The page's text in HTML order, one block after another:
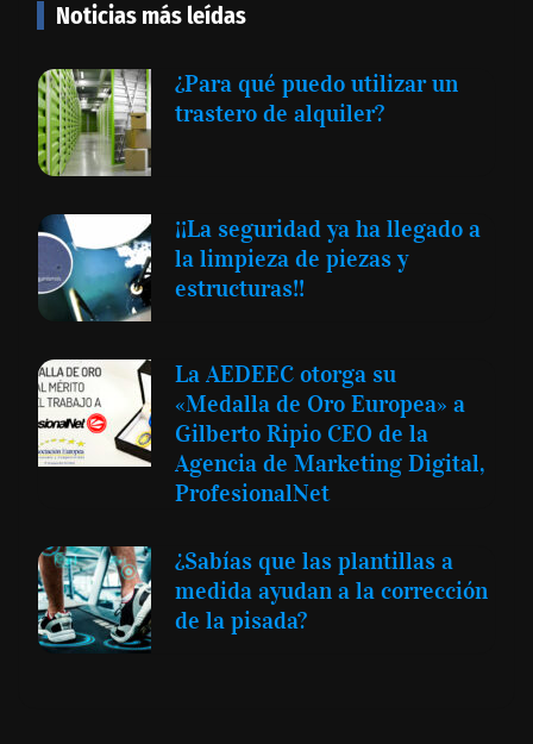
Noticias más leídas
¿Para qué puedo utilizar un
trastero de alquiler?
¡¡La seguridad ya ha llegado a
la limpieza de piezas y
estructuras!!
La AEDEEC otorga su
«Medalla de Oro Europea» a
Gilberto Ripio CEO de la
Agencia de Marketing Digital,
ProfesionalNet
¿Sabías que las plantillas a
medida ayudan a la corrección
de la pisada?